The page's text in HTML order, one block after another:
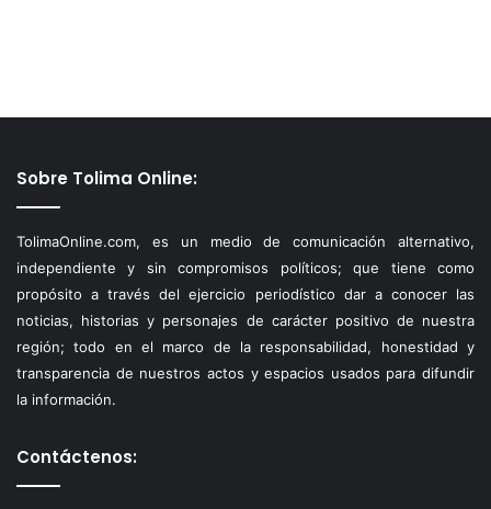
Sobre Tolima Online:
TolimaOnline.com, es un medio de comunicación alternativo,
independiente y sin compromisos políticos; que tiene como
propósito a través del ejercicio periodístico dar a conocer las
noticias, historias y personajes de carácter positivo de nuestra
región; todo en el marco de la responsabilidad, honestidad y
transparencia de nuestros actos y espacios usados para difundir
la información.
Contáctenos: